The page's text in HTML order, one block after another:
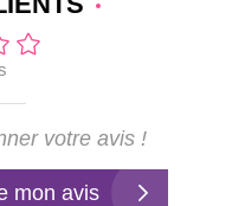
votre avis !
mon avis